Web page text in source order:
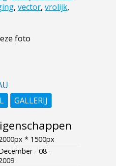
, vector, vrolijk,
foto
GALLERIJ
* 1500px
- 08 -